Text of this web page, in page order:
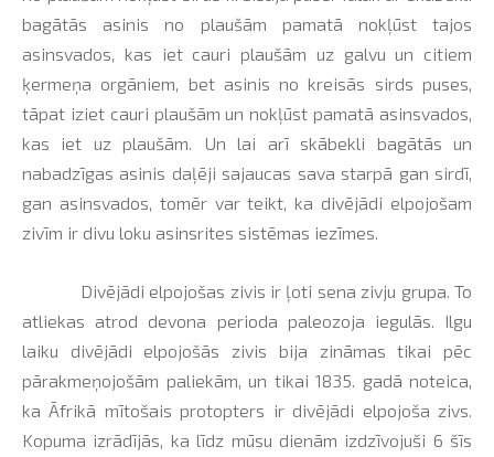
bagātās asinis no plaušām pamatā nokļūst tajos
asinsvados, kas iet cauri plaušām uz galvu un citiem
ķermeņa orgāniem, bet asinis no kreisās sirds puses,
tāpat iziet cauri plaušām un nokļūst pamatā asinsvados,
kas iet uz plaušām. Un lai arī skābekli bagātās un
nabadzīgas asinis daļēji sajaucas sava starpā gan sirdī,
gan asinsvados, tomēr var teikt, ka divējādi elpojošam
zivīm ir divu loku asinsrites sistēmas iezīmes.
Divējādi elpojošas zivis ir ļoti sena zivju grupa. To
atliekas atrod devona perioda paleozoja iegulās. Ilgu
laiku divējādi elpojošās zivis bija zināmas tikai pēc
pārakmeņojošām paliekām, un tikai 1835. gadā noteica,
ka Āfrikā mītošais protopters ir divējādi elpojoša zivs.
Kopuma izrādījās, ka līdz mūsu dienām izdzīvojuši 6 šīs